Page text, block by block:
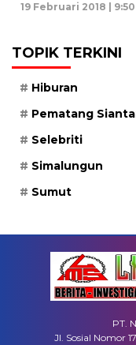
19 Februari 2018 |
TOPIK TERKINI
Hiburan
Pematang
Selebriti
Simalungun
Sumut
PT.
Jl. Sosial Nomor